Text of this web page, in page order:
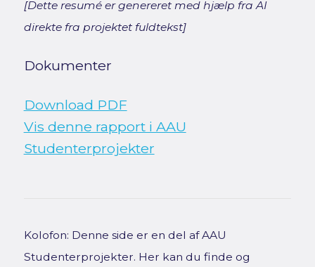
[Dette resumé er genereret med hjælp fra AI
direkte fra projektet fuldtekst]
Dokumenter
Download PDF
Vis denne rapport i AAU
Studenterprojekter
Kolofon: Denne side er en del af AAU
Studenterprojekter. Her kan du finde og